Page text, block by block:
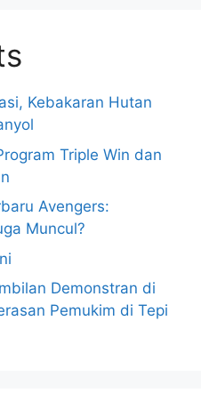
Kebakaran Hutan
Triple Win dan
Avengers:
Muncul?
Demonstran di
Pemukim di Tepi